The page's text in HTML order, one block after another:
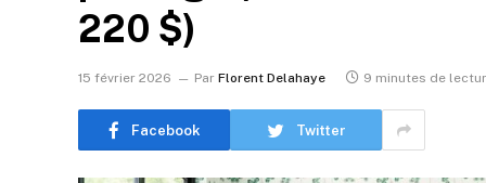
220 $)
15 février 2026 Par Florent Delahaye 9 minutes de
Facebook Twitter